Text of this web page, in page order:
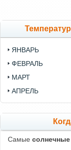
ЯНВАРЬ
ФЕВРАЛЬ
МАРТ
АПРЕЛЬ
Самые солнечные